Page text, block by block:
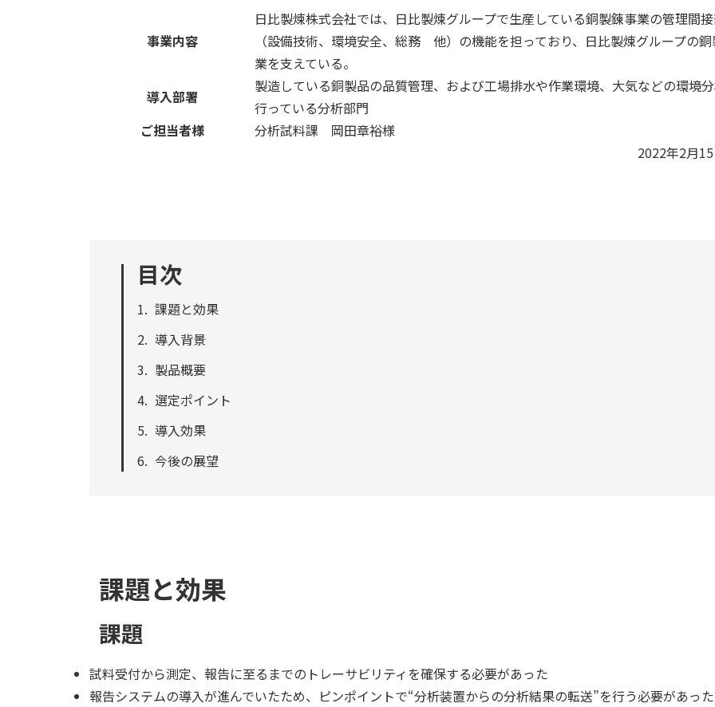
事業内容
日比製煉株式会社では、日比製煉グループで生産している銅製錬事業の管理間
（設備技術、環境安全、総務 他）の機能を担っており、日比製煉グループの
業を支えている。
導入部署
製造している銅製品の品質管理、および工場排水や作業環境、大気などの環境
行っている分析部門
ご担当者様
分析試料課 岡田章裕様
2022年2月
目次
課題と効果
導入背景
製品概要
選定ポイント
導入効果
今後の展望
課題と効果
課題
試料受付から測定、報告に至るまでのトレーサビリティを確保する必要があった
報告システムの導入が進んでいたため、ピンポイントで“分析装置からの分析結果の転送”を行う必要があった